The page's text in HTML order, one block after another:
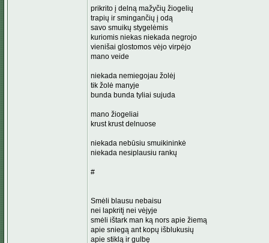
prikrito į delną mažyčių žiogelių
trapių ir smingančių į odą
savo smuikų stygelėmis
kuriomis niekas niekada negrojo
vienišai glostomos vėjo virpėjo
mano veide
niekada nemiegojau žolėj
tik žolė manyje
bunda bunda tyliai sujuda
mano žiogeliai
krust krust delnuose
niekada nebūsiu smuikininkė
niekada nesiplausiu rankų
#
Smėli blausu nebaisu
nei lapkritį nei vėjyje
smėli ištark man ką nors apie žiemą
apie sniegą ant kopų išblukusių
apie stiklą ir gulbę